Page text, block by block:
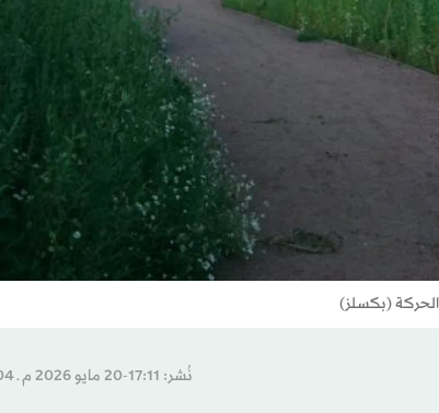
(بكسلز)
نُشر: 17:11-20 مايو 2026 م ـ 04 ذو الحِجّة 1447 هـ